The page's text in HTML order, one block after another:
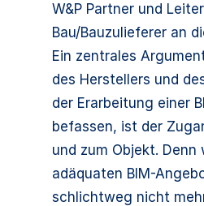
W&P Partner und Leiter
Bau/Bauzulieferer an
Ein zentrales
des Herstellers und
der Erarbeitung einer
befassen, ist der
und zum Objekt. Denn
adäquaten BIM-
schlichtweg nicht